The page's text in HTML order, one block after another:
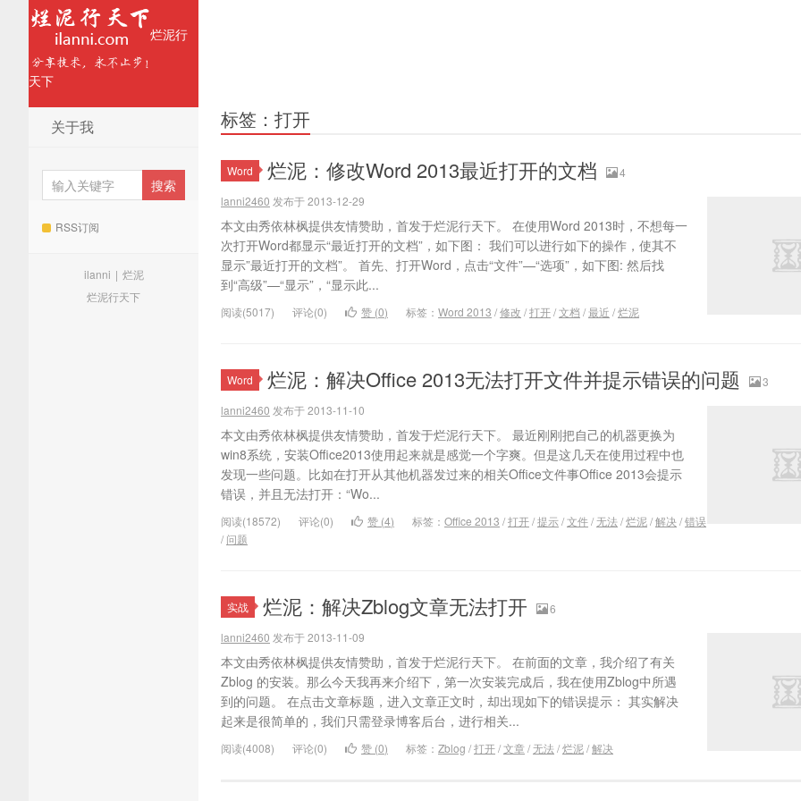
烂泥行
天下
关于我
RSS订阅
ilanni | 烂泥
烂泥行天下
标签：打开
Word 烂泥：修改Word 2013最近打开的文档
4
lanni2460 发布于 2013-12-29
本文由秀依林枫提供友情赞助，首发于烂泥行天下。 在使用Word 2013时，不想每一
次打开Word都显示“最近打开的文档”，如下图： 我们可以进行如下的操作，使其不
显示”最近打开的文档”。 首先、打开Word，点击“文件”—“选项”，如下图: 然后找
到“高级”—“显示”，“显示此...
阅读(5017) 评论(0) 赞 (0) 标签： Word 2013 /修改 /打开/文档 /最近 /烂泥
Word 烂泥：解决Office 2013无法打开文件并提示错误的问题
3
lanni2460 发布于 2013-11-10
本文由秀依林枫提供友情赞助，首发于烂泥行天下。 最近刚刚把自己的机器更换为
win8系统，安装Office2013使用起来就是感觉一个字爽。但是这几天在使用过程中也
发现一些问题。比如在打开从其他机器发过来的相关Office文件事Office 2013会提示
错误，并且无法打开：“Wo...
阅读(18572) 评论(0) 赞 (4) 标签： Office 2013 /打开/提示/文件/无法 /烂泥/解决/错误
/ 问题
实战 烂泥：解决Zblog文章无法打开
6
lanni2460 发布于 2013-11-09
本文由秀依林枫提供友情赞助，首发于烂泥行天下。 在前面的文章，我介绍了有关
Zblog 的安装。那么今天我再来介绍下，第一次安装完成后，我在使用Zblog中所遇
到的问题。 在点击文章标题，进入文章正文时，却出现如下的错误提示： 其实解决
起来是很简单的，我们只需登录博客后台，进行相关...
阅读(4008) 评论(0) 赞 (0) 标签： Zblog /打开/文章/无法 /烂泥/解决